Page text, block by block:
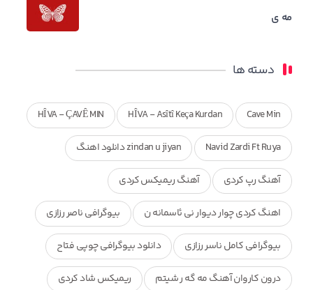
مه ی
دسته ها
Cave Min
HÎVA - Asîtî Keça Kurdan
HÎVA - ÇAVÊ MIN
Navid Zardi Ft Ruya zindan u jiyan دانلود اهنگ
آهنگ رپ کردی آهنگ ریمیکس کردی
اهنگ کردی چوار دیوار نی ئاسمانه ن بیوگرافی ناصر رزازی
بیوگرافی کامل ناسر رزازی دانلود بیوگرافی چوپی فتاح
درون کاروان آهنگ مه گه ر شیتم ریمیکس شاد کردی